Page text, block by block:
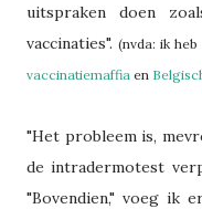
uitspraken doen
vaccinaties".(nvda: ik
vaccinatiemaffia en
"Het probleem is,
de intradermotest
"Bovendien," voeg ik